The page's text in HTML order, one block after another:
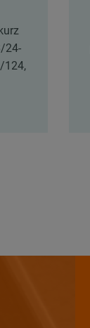
24-
124,